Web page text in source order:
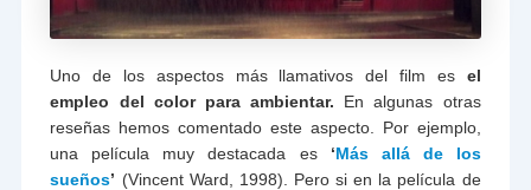
Uno de los aspectos más llamativos del film es el
empleo del color para ambientar. En algunas otras
reseñas hemos comentado este aspecto. Por ejemplo,
una película muy destacada es ‘Más allá de los
sueños’ (Vincent Ward, 1998). Pero si en la película de